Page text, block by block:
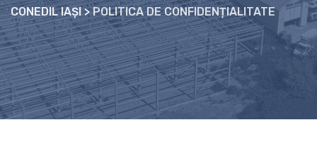
CONEDIL IAȘI>POLITICA DE CONFIDENȚIALITATE